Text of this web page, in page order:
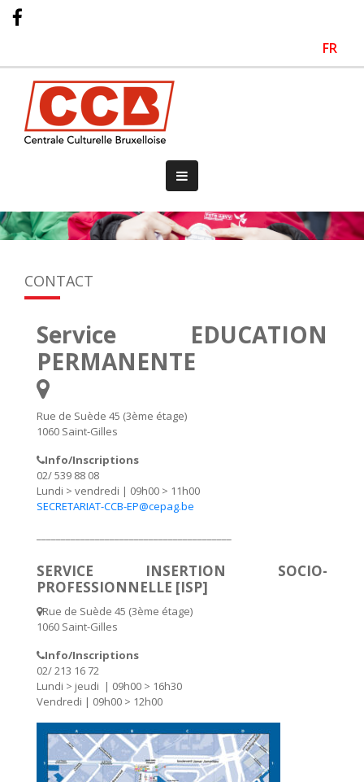
FR
CONTACT
Service EDUCATION
PERMANENTE
Rue de Suède 45 (3ème étage)
1060 Saint-Gilles
Info/Inscriptions
02/ 539 88 08
Lundi > vendredi | 09h00 > 11h00
SECRETARIAT-CCB-EP@cepag.be
SERVICE INSERTION SOCIO-
PROFESSIONNELLE [ISP]
Rue de Suède 45 (3ème étage)
1060 Saint-Gilles
Info/Inscriptions
02/ 213 16 72
Lundi > jeudi | 09h00 > 16h30
Vendredi | 09h00 > 12h00